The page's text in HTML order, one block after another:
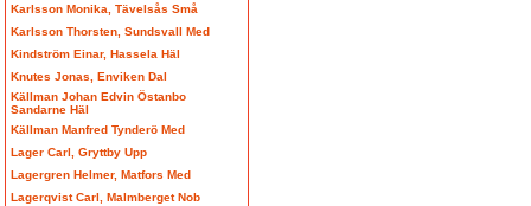
Karlsson Monika, Tävelsås Små
Karlsson Thorsten, Sundsvall Med
Kindström Einar, Hassela Häl
Knutes Jonas, Enviken Dal
Källman Johan Edvin Östanbo
Sandarne Häl
Källman Manfred Tynderö Med
Lager Carl, Gryttby Upp
Lagergren Helmer, Matfors Med
Lagerqvist Carl, Malmberget Nob